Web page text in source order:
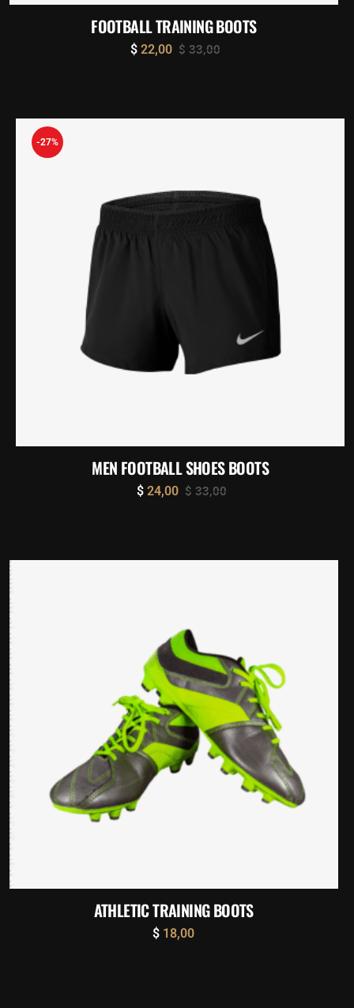
FOOTBALL TRAINING BOOTS
$22,00 $ 33,00
-27%
MEN FOOTBALL SHOES BOOTS
$ 24,00 $ 33,00
ATHLETIC TRAINING BOOTS
$ 18,00